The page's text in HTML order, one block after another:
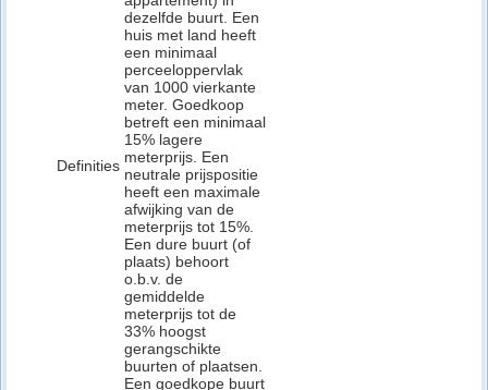
Definities
dezelfde buurt. Een
huis met land heeft
een minimaal
perceeloppervlak
van 1000 vierkante
meter. Goedkoop
betreft een minimaal
15% lagere
meterprijs. Een
neutrale prijspositie
heeft een maximale
afwijking van de
meterprijs tot 15%.
Een dure buurt (of
plaats) behoort
o.b.v. de
gemiddelde
meterprijs tot de
33% hoogst
gerangschikte
buurten of plaatsen.
Een goedkope buurt